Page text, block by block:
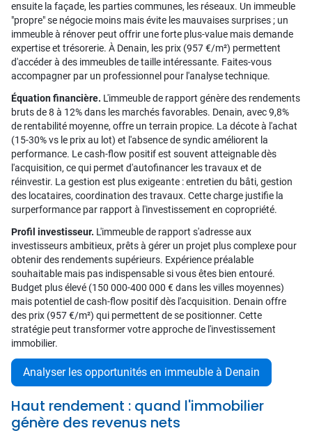
ensuite la façade, les parties communes, les réseaux. Un immeuble
"propre" se négocie moins mais évite les mauvaises surprises ; un
immeuble à rénover peut offrir une forte plus-value mais demande
expertise et trésorerie. À Denain, les prix (957 €/m²) permettent
d'accéder à des immeubles de taille intéressante. Faites-vous
accompagner par un professionnel pour l'analyse technique.
Équation financière. L'immeuble de rapport génère des rendements
bruts de 8 à 12% dans les marchés favorables. Denain, avec 9,8%
de rentabilité moyenne, offre un terrain propice. La décote à l'achat
(15-30% vs le prix au lot) et l'absence de syndic améliorent la
performance. Le cash-flow positif est souvent atteignable dès
l'acquisition, ce qui permet d'autofinancer les travaux et de
réinvestir. La gestion est plus exigeante : entretien du bâti, gestion
des locataires, coordination des travaux. Cette charge justifie la
surperformance par rapport à l'investissement en copropriété.
Profil investisseur. L'immeuble de rapport s'adresse aux
investisseurs ambitieux, prêts à gérer un projet plus complexe pour
obtenir des rendements supérieurs. Expérience préalable
souhaitable mais pas indispensable si vous êtes bien entouré.
Budget plus élevé (150 000-400 000 € dans les villes moyennes)
mais potentiel de cash-flow positif dès l'acquisition. Denain offre
des prix (957 €/m²) qui permettent de se positionner. Cette
stratégie peut transformer votre approche de l'investissement
immobilier.
Analyser les opportunités en immeuble à Denain
Haut rendement : quand l'immobilier
génère des revenus nets